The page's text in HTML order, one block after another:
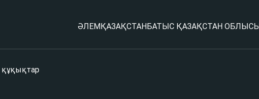
ӘЛЕМ ҚАЗАҚСТАН БАТЫС ҚАЗАҚСТАН ОБЛЫСЫ